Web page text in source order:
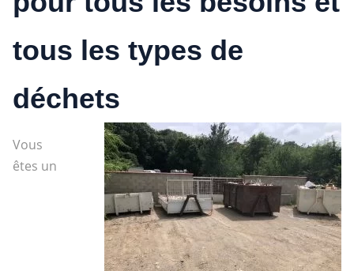
tous les types de
déchets
Vous
êtes un